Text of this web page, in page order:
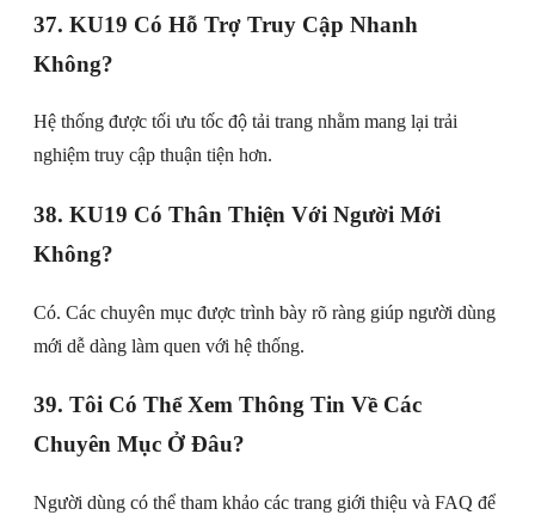
37. KU19 Có Hỗ Trợ Truy Cập Nhanh
Không?
Hệ thống được tối ưu tốc độ tải trang nhằm mang lại trải
nghiệm truy cập thuận tiện hơn.
38. KU19 Có Thân Thiện Với Người Mới
Không?
Có. Các chuyên mục được trình bày rõ ràng giúp người dùng
mới dễ dàng làm quen với hệ thống.
39. Tôi Có Thể Xem Thông Tin Về Các
Chuyên Mục Ở Đâu?
Người dùng có thể tham khảo các trang giới thiệu và FAQ để